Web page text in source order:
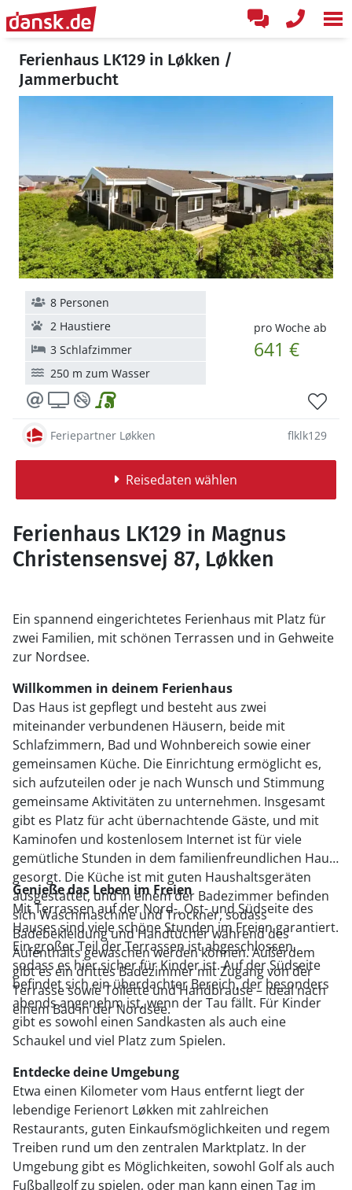
Ferienhaus LK129 in Løkken /
Jammerbucht
pro Woche ab
641 €
8 Personen
2 Haustiere
3 Schlafzimmer
250 m zum Wasser
Feriepartner Løkken flklk129
Reisedaten wählen
Ferienhaus LK129 in Magnus
Christensensvej 87, Løkken
Ein spannend eingerichtetes Ferienhaus mit Platz für
zwei Familien, mit schönen Terrassen und in Gehweite
zur Nordsee.
Willkommen in deinem Ferienhaus
Das Haus ist gepflegt und besteht aus zwei
miteinander verbundenen Häusern, beide mit
Schlafzimmern, Bad und Wohnbereich sowie einer
gemeinsamen Küche. Die Einrichtung ermöglicht es,
sich aufzuteilen oder je nach Wunsch und Stimmung
gemeinsame Aktivitäten zu unternehmen. Insgesamt
gibt es Platz für acht übernachtende Gäste, und mit
Kaminofen und kostenlosem Internet ist für viele
gemütliche Stunden in dem familienfreundlichen Haus
gesorgt. Die Küche ist mit guten Haushaltsgeräten
ausgestattet, und in einem der Badezimmer befinden
sich Waschmaschine und Trockner, sodass
Badebekleidung und Handtücher während des
Aufenthalts gewaschen werden können. Außerdem
gibt es ein drittes Badezimmer mit Zugang von der
Terrasse sowie Toilette und Handbrause – ideal nach
einem Bad in der Nordsee.
Genieße das Leben im Freien
Mit Terrassen auf der Nord-, Ost- und Südseite des
Hauses sind viele schöne Stunden im Freien garantiert.
Ein großer Teil der Terrassen ist abgeschlossen,
sodass es hier sicher für Kinder ist. Auf der Südseite
befindet sich ein überdachter Bereich, der besonders
abends angenehm ist, wenn der Tau fällt. Für Kinder
gibt es sowohl einen Sandkasten als auch eine
Schaukel und viel Platz zum Spielen.
Entdecke deine Umgebung
Etwa einen Kilometer vom Haus entfernt liegt der
lebendige Ferienort Løkken mit zahlreichen
Restaurants, guten Einkaufsmöglichkeiten und regem
Treiben rund um den zentralen Marktplatz. In der
Umgebung gibt es Möglichkeiten, sowohl Golf als auch
Fußballgolf zu spielen, oder man kann einen Tag im